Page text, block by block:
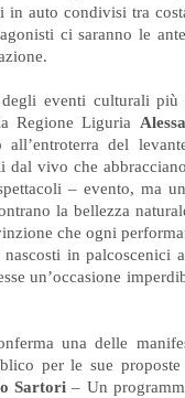
in auto condivisi tra
ci saranno le
eventi culturali
Regione Liguria
del
vivo che
– evento, ma
la bellezza
che ogni
in palcoscenici
un’occasione
una delle
per le sue
Sartori– Un